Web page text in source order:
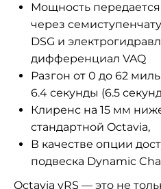
Мощность
через
DSG и
дифференциал VAQ
Разгон от 0 до 62
6.4 секунды (6.5
Клиренс на 15 мм
стандартной Octavia,
В качестве опции
подвеска Dynamic
Octavia vRS — это не